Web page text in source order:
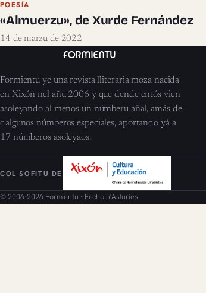
POESÍA
«Almuerzu», de Xurde Fernández
14 de marzu de 2022
Formientu ye una revista lliteraria moza nacida
en Xixón nel añu 2006 y que dende entós vien
asoleyando al menos un númberu añal, amás de
dalgunos númberos especiales, aportando yá a
17 númberos asoleyaos.
COL SOFITU DE
© 2006–2026 Formientu · Fecho n'Asturies